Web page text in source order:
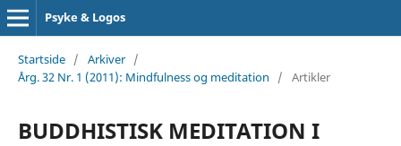
Psyke & Logos
Startside / Arkiver /
Årg. 32 Nr. 1 (2011): Mindfulness og meditation
/ Artikler
BUDDHISTISK MEDITATION I